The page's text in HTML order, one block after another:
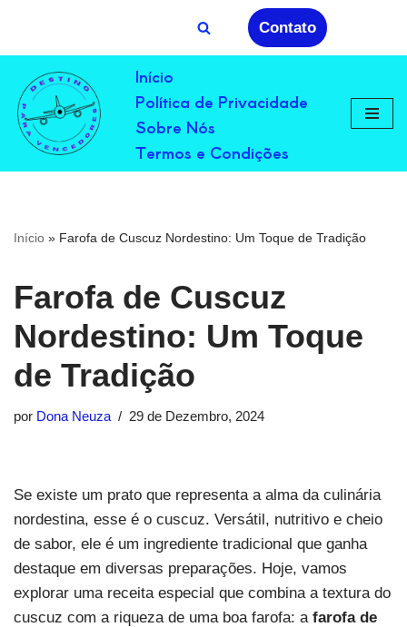
para
o
conteúdo
Contato
Início
Política de Privacidade
Sobre Nós
Termos e Condições
Início » Farofa de Cuscuz Nordestino: Um Toque de Tradição
Farofa de Cuscuz
Nordestino: Um Toque
de Tradição
por Dona Neuza 29 de Dezembro, 2024
Se existe um prato que representa a alma da culinária
nordestina, esse é o cuscuz. Versátil, nutritivo e cheio
de sabor, ele é um ingrediente tradicional que ganha
destaque em diversas preparações. Hoje, vamos
explorar uma receita especial que combina a textura do
cuscuz com a riqueza de uma boa farofa: a farofa de